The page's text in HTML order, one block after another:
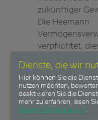
zukünftiger
Die Heemann
verpflichtet,
aktualisieren
in anderer
informieren,
diesem
Dienste, die wir
Hier können Sie die
nutzen möchten,
deaktivieren Sie die
mehr zu erfahren, lesen
Datenschutzerklärung